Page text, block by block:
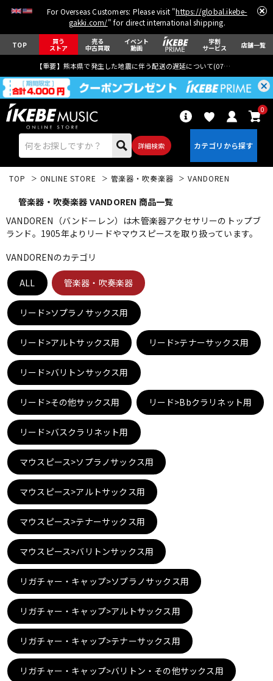
For Overseas Customers: Please visit "https://global.ikebe-
gakki.com/" for direct international shipping.
TOP 買う
ストア
売る
中古買取
イベント
動画
学割
サービス 店舗一覧
【重要】熊本県で発生した地震に伴う配送の遅延について(07月29日
詳細検索
0
ベース
キーボード
管楽器
アンプ
DJ機器
DTM オンライン納品
配信/ライブ機器 楽器アクセサリ
中古 ヴィンテージ
TOP ONLINE STORE 管楽器・吹奏楽器 VANDOREN
管楽器・吹奏楽器 VANDOREN 商品一覧
VANDOREN（バンドーレン）は木管楽器アクセサリーのトップブ
ランド。1905年よりリードやマウスピースを取り扱っています。
VANDORENのカテゴリ
ALL 管楽器・吹奏楽器
リード>ソプラノサックス用
リード>アルトサックス用 リード>テナーサックス用
リード>バリトンサックス用
リード>その他サックス用 リード>Bbクラリネット用
リード>バスクラリネット用
マウスピース>ソプラノサックス用
マウスピース>アルトサックス用
マウスピース>テナーサックス用
マウスピース>バリトンサックス用
リガチャー・キャップ>ソプラノサックス用
リガチャー・キャップ>アルトサックス用
リガチャー・キャップ>テナーサックス用
リガチャー・キャップ>バリトン・その他サックス用